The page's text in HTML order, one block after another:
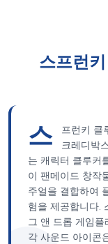
스프런
스
프런키 클
크레디박
는 캐릭터 클루커
이 팬메이드 창작
주얼을 결합하여
험을 제공합니다.
그 앤 드롭 게임
각 사운드 아이콘